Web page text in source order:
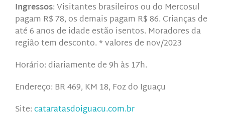
Ingressos: Visitantes brasileiros ou do Mercosul
pagam R$ 78, os demais pagam R$ 86. Crianças de
até 6 anos de idade estão isentos. Moradores da
região tem desconto. * valores de nov/2023
Horário: diariamente de9h às 17h.
Endereço: BR 469, KM 18, Foz do Iguaçu
Site:cataratasdoiguacu.com.br